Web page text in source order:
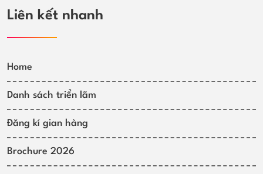
Liên kết nhanh
Home
Danh sách triển lãm
Đăng kí gian hàng
Brochure 2026